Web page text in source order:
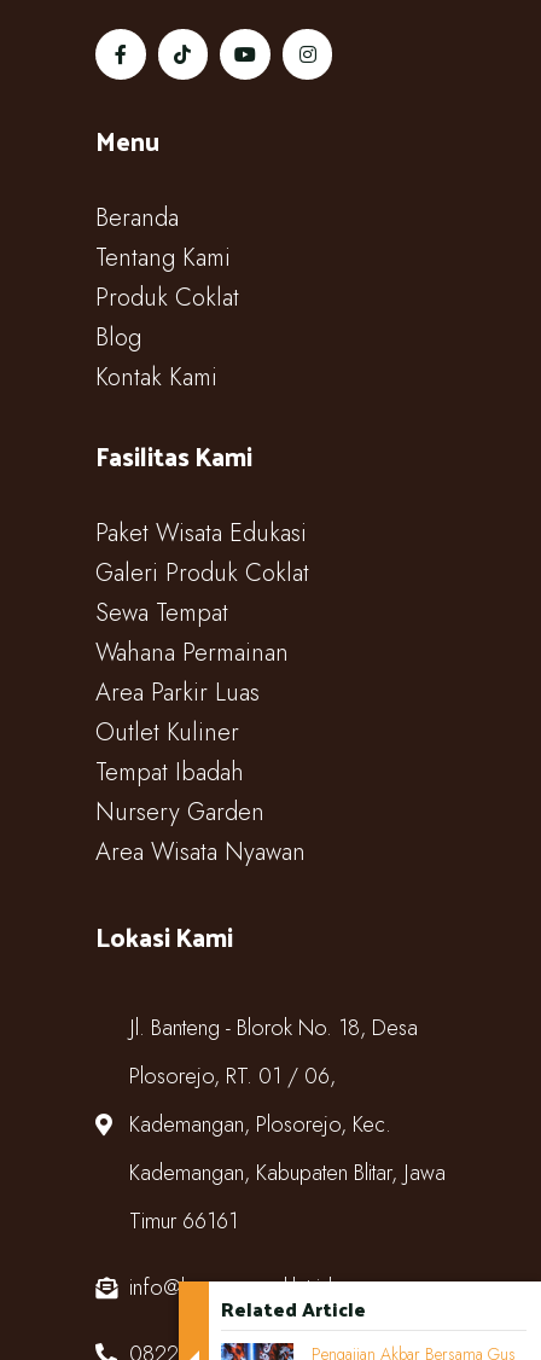
Related Article
Pengajian Akbar Bersama Gus
Menu
Beranda
Tentang Kami
Produk Coklat
Blog
Kontak Kami
Fasilitas Kami
Paket Wisata Edukasi
Galeri Produk Coklat
Sewa Tempat
Wahana Permainan
Area Parkir Luas
Outlet Kuliner
Tempat Ibadah
Nursery Garden
Area Wisata Nyawan
Lokasi Kami
Jl. Banteng - Blorok No. 18, Desa
Plosorejo, RT. 01 / 06,
Kademangan, Plosorejo, Kec.
Kademangan, Kabupaten Blitar, Jawa
Timur 66161
info@kampungcoklat.id
082220567818